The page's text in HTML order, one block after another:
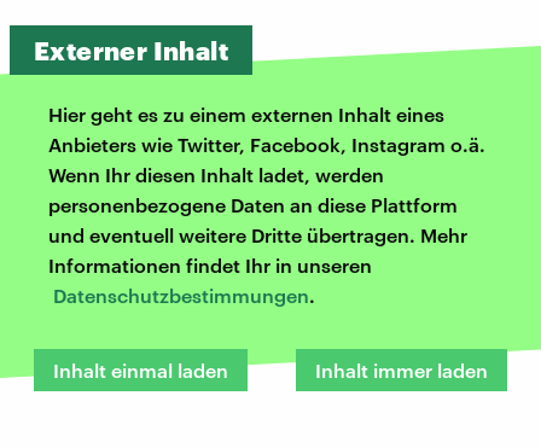
Externer Inhalt
Hier geht es zu einem externen Inhalt eines
Anbieters wie Twitter, Facebook, Instagram o.ä.
Wenn Ihr diesen Inhalt ladet, werden
personenbezogene Daten an diese Plattform
und eventuell weitere Dritte übertragen. Mehr
Informationen findet Ihr in unseren
Datenschutzbestimmungen.
Inhalt einmal laden Inhalt immer laden